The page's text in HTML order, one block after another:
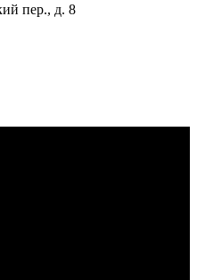
пер., д. 8